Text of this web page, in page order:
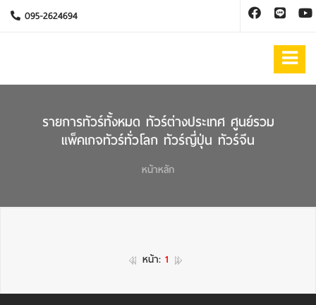
095-2624694
รายการทัวร์ทั้งหมด ทัวร์ต่างประเทศ ศูนย์รวม
แพ็คเกจทัวร์ทั่วโลก ทัวร์ญี่ปุ่น ทัวร์จีน
หน้าหลัก
หน้า: 1